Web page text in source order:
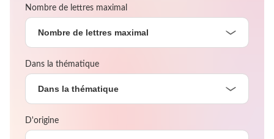
Nombre de lettres maximal
Nombre de lettres maximal
Dans la thématique
Dans la thématique
D'origine